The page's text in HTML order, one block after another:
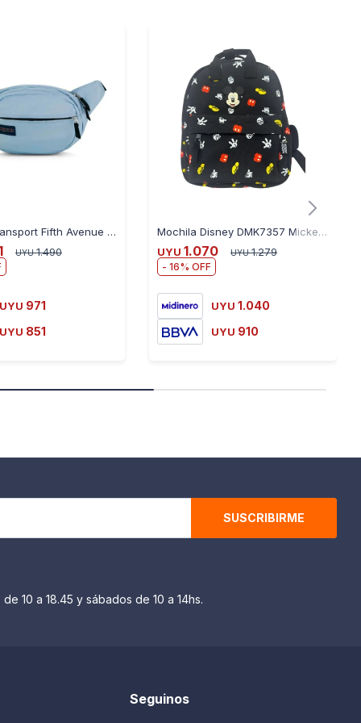
Riñonera Jansport Fifth Avenue - CELESTE
UYU 1.490
UYU 971
UYU 851
Mochila Disney DMK7357 Mickey Mouse - NEGRO
UYU 1.070 UYU 1.279
16
UYU 1.040
UYU 910
SUSCRIBIRME
10 a 18.45 y sábados de 10 a 14hs.
Seguinos